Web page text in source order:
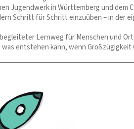
Jugendwerk in Württemberg und dem
Schritt für Schritt einzuüben – in der
Lernweg für Menschen und
entstehen kann, wenn Großzügigkeit